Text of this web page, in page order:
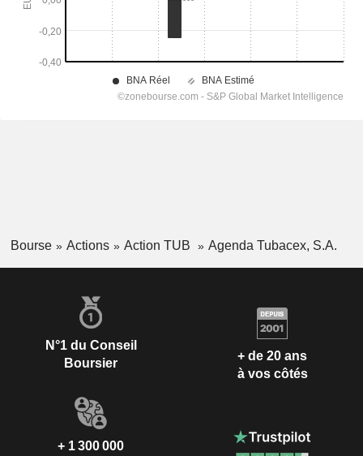
Bourse Actions Action TUB Agenda Tubacex, S.A.
N°1 du Conseil
Boursier
+ de 20 ans
à vos côtés
+ 1 300 000